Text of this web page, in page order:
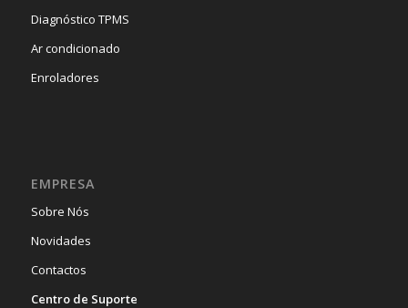
Diagnóstico TPMS
Ar condicionado
Enroladores
EMPRESA
Sobre Nós
Novidades
Contactos
Centro de Suporte